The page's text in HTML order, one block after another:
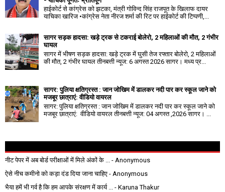
हाईकोर्ट से कांग्रेस को झटका, मंत्री गोविन्द सिंह राजपूत के खिलाफ दायर
याचिका खारिज •कांग्रेस नेता नीरज शर्मा की रिट पर हाईकोर्ट की टिप्पणी,...
सागर सड़क हादसा: खड़े ट्रक से टकराई बोलेरो, 2 महिलाओं की मौत, 2 गंभीर
घायल
सागर में भीषण सड़क हादसा: खड़े ट्रक में घुसी तेज रफ्तार बोलेरो, 2 महिलाओं
की मौत, 2 गंभीर घायल तीनबत्ती न्यूज: 6 अगस्त 2026 सागर। मध्य प्र...
सागर: पुलिया क्षतिग्रस्त : जान जोखिम में डालकर नदी पार कर स्कूल जाने को
मजबूर छात्राएं: वीडियो वायरल
सागर: पुलिया क्षतिग्रस्त : जान जोखिम में डालकर नदी पार कर स्कूल जाने को
मजबूर छात्राएं: वीडियो वायरल तीनबत्ती न्यूज: 04 अगस्त ,2026 सागर। ...
नीट पेपर में अब बोर्ड परीक्षाओं में मिले अंकों के ... - Anonymous
ऐसे नीच कमीनो को कड़ा दंड दिया जाना चाहिए - Anonymous
भैया हमें भी गर्व है कि हम आपके संरक्षण में कार्य ... - Karuna Thakur